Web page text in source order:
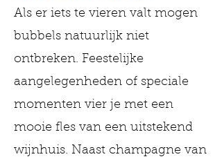
Als er iets te vieren valt mogen
bubbels natuurlijk niet
ontbreken. Feestelijke
aangelegenheden of speciale
momenten vier je met een
mooie fles van een uitstekend
wijnhuis. Naast champagne van